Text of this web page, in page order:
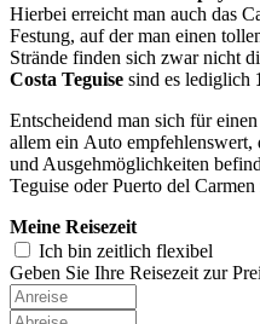
Hierbei erreicht man auch das
Festung, auf der man einen
Strände finden sich zwar nicht
Costa Teguise sind es lediglich
Entscheidend man sich für
allem ein Auto
und Ausgehmöglichkeiten
Teguise oder Puerto del Carmen
Meine Reisezeit
Ich bin zeitlich flexibel
Geben Sie Ihre Reisezeit zur